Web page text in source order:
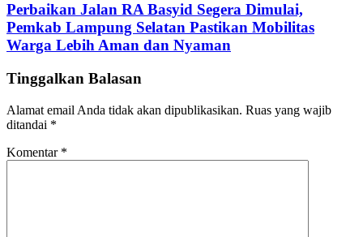
Perbaikan Jalan RA Basyid Segera Dimulai,
Pemkab Lampung Selatan Pastikan Mobilitas
Warga Lebih Aman dan Nyaman
Tinggalkan Balasan
Alamat email Anda tidak akan dipublikasikan. Ruas yang wajib
ditandai *
Komentar *